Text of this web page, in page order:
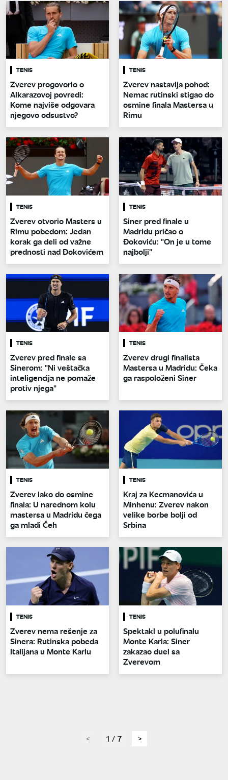
TENIS
Zverev progovorio o
Alkarazovoj povredi:
Kome najviše odgovara
njegovo odsustvo?
TENIS
Zverev nastavlja pohod:
Nemac rutinski stigao do
osmine finala Mastersa u
Rimu
TENIS
Zverev otvorio Masters u
Rimu pobedom: Jedan
korak ga deli od važne
prednosti nad Đokovićem
TENIS
Siner pred finale u
Madridu pričao o
Đokoviću: "On je u tome
najbolji"
TENIS
Zverev pred finale sa
Sinerom: "Ni veštačka
inteligencija ne pomaže
protiv njega"
TENIS
Zverev drugi finalista
Mastersa u Madridu: Čeka
ga raspoloženi Siner
TENIS
Zverev lako do osmine
finala: U narednom kolu
mastersa u Madridu čega
ga mladi Čeh
TENIS
Kraj za Kecmanovića u
Minhenu: Zverev nakon
velike borbe bolji od
Srbina
TENIS
Zverev nema rešenje za
Sinera: Rutinska pobeda
Italijana u Monte Karlu
TENIS
Spektakl u polufinalu
Monte Karla: Siner
zakazao duel sa
Zverevom
page1 / 7 page